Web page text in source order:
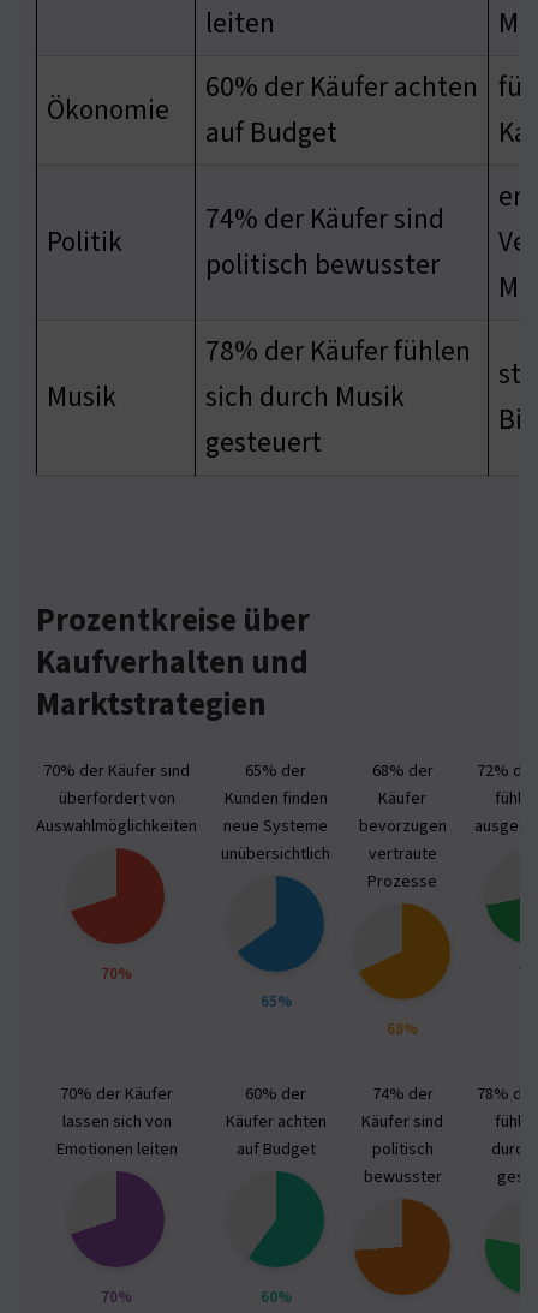
leiten
Ökonomie
60% der Käufer achten
auf Budget
Politik
74% der Käufer sind
politisch bewusster
Musik
78% der Käufer fühlen
sich durch Musik
gesteuert
Prozentkreise über
Kaufverhalten und
Marktstrategien
70% der Käufer sind
überfordert von
Auswahlmöglichkeiten
70%
65% der
Kunden finden
neue Systeme
unübersichtlich
65%
68% der
Käufer
bevorzugen
vertraute
Prozesse
68%
72%
70% der Käufer
lassen sich von
Emotionen leiten
70%
60% der
Käufer achten
auf Budget
60%
74% der
Käufer sind
politisch
bewusster
78%
durch